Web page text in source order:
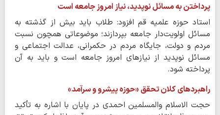
پرداختن به مسائل نوپدید، نیاز امروز جامعه است
استاد حوزه علمیه قم افزود: طلاب باید بیش از گذشته به
مسائل اولویت‌دار جامعه بپردازند؛ موضوعاتی همچون نسبت
مردم و دولت، جایگاه مردم در حکمرانی، عدالت اجتماعی و
مسائل نوپدید از نیازهای امروز جامعه است و باید به آن
پرداخته شود.
راهبردهای کلان تحقق «حوزه پیشرو و سرآمد»
حجت الاسلام والمسلمین احمدی در پایان با اشاره به تأکید